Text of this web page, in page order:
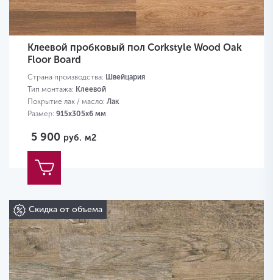
Клеевой пробковый пол Corkstyle Wood Oak
Floor Board
Страна производства: Швейцария
Тип монтажа: Клеевой
Покрытие лак / масло: Лак
Размер: 915х305х6 мм
5 900 руб. м2
Скидка от объема